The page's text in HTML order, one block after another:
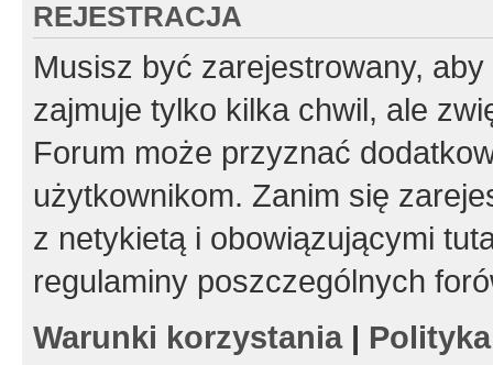
REJESTRACJA
Musisz być zarejestrowany,
zajmuje tylko kilka chwil, ale
Forum może przyznać
użytkownikom. Zanim się
z netykietą i obowiązującymi
regulaminy poszczególnych
Warunki korzystania|